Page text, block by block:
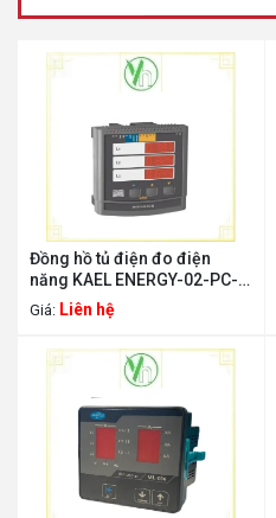
Đồng hồ tủ điện đo điện
năng KAEL ENERGY-02-PC-
96 KAEL ENERGY-02-PC-96
Giá: Liên hệ